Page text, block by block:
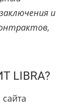
и
LIBRA?